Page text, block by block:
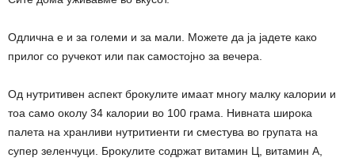
Одлична е и за големи и за мали. Можете да ја јадете како
прилог со ручекот или пак самостојно за вечера.
Од нутритивен аспект брокулите имаат многу малку калории и
тоа само околу 34 калории во 100 грама. Нивната широка
палета на хранливи нутритиенти ги сместува во групата на
супер зеленчуци. Брокулите содржат витамин Ц, витамин А,